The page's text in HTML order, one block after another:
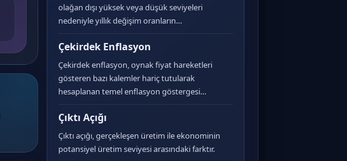
olağan dışı yüksek veya düşük seviyeleri
nedeniyle yıllık değişim oranların…
Çekirdek Enflasyon
Çekirdek enflasyon, oynak fiyat hareketleri
gösteren bazı kalemler hariç tutularak
hesaplanan temel enflasyon göstergesi…
Çıktı Açığı
Çıktı açığı, gerçekleşen üretim ile ekonominin
potansiyel üretim seviyesi arasındaki farktır.